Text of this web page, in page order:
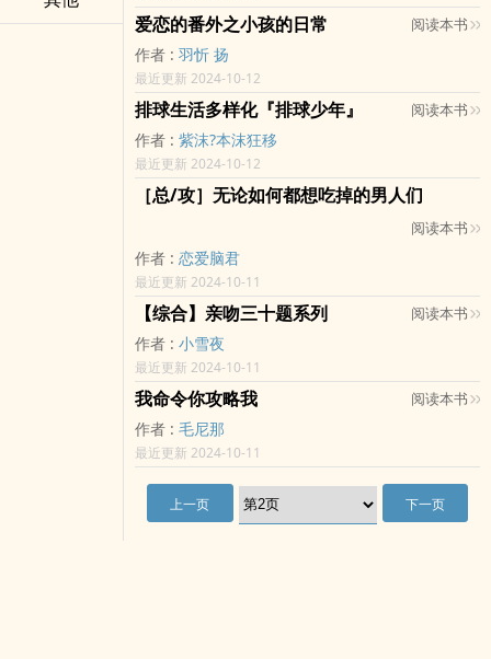
爱恋的番外之小孩的日常 阅读本书
作者 : 羽忻 扬
最近更新 2024-10-12
排球生活多样化『排球少年』 阅读本书
作者 : 紫沫?本沫狂移
最近更新 2024-10-12
［总/攻］无论如何都想吃掉的男人们
阅读本书
作者 : 恋爱脑君
最近更新 2024-10-11
【综合】亲吻三十题系列 阅读本书
作者 : 小雪夜
最近更新 2024-10-11
我命令你攻略我 阅读本书
作者 : 毛尼那
最近更新 2024-10-11
上一页 下一页